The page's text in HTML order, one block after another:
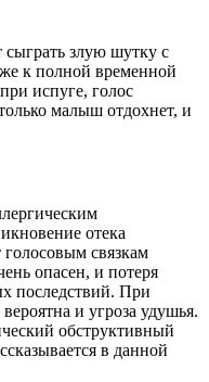
сыграть злую шутку с
к полной временной
испуге, голос
малыш отдохнет, и
отека
голосовым связкам
опасен, и потеря
последствий. При
и угроза удушья.
обструктивный
в данной